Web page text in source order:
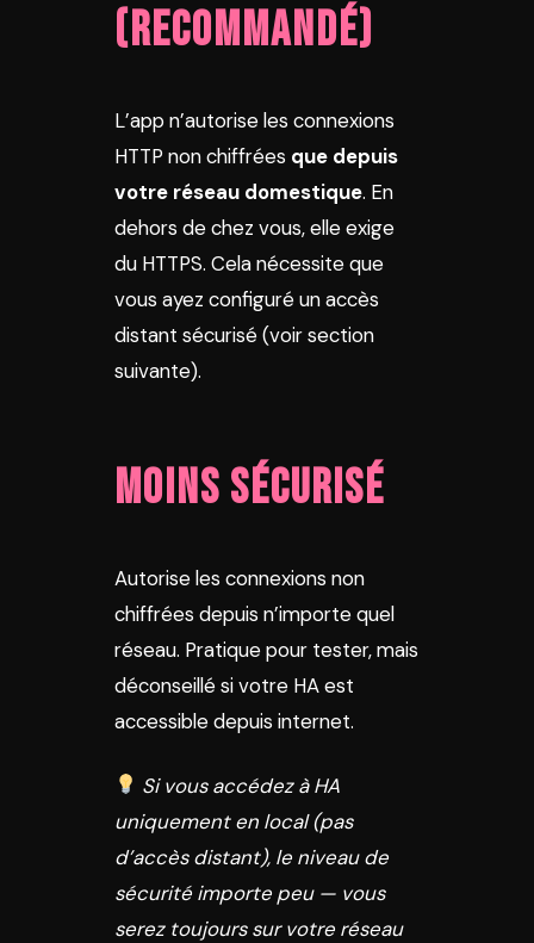
(recommandé)
L’app n’autorise les connexions
HTTP non chiffrées que depuis
votre réseau domestique. En
dehors de chez vous, elle exige
du HTTPS. Cela nécessite que
vous ayez configuré un accès
distant sécurisé (voir section
suivante).
Moins sécurisé
Autorise les connexions non
chiffrées depuis n’importe quel
réseau. Pratique pour tester, mais
déconseillé si votre HA est
accessible depuis internet.
Si vous accédez à HA
uniquement en local (pas
d’accès distant), le niveau de
sécurité importe peu — vous
serez toujours sur votre réseau